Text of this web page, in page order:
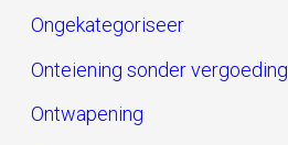
Ongekategoriseer
Onteiening sonder vergoeding
Ontwapening